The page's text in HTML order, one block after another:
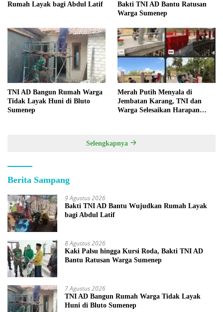
Rumah Layak bagi Abdul Latif
Bakti TNI AD Bantu Ratusan
Warga Sumenep
TNI AD Bangun Rumah Warga
Tidak Layak Huni di Bluto
Sumenep
Merah Putih Menyala di
Jembatan Karang, TNI dan
Warga Selesaikan Harapan
Selengkapnya
Berita Sampang
9 Agustus 2026
Bakti TNI AD Bantu Wujudkan Rumah Layak
bagi Abdul Latif
8 Agustus 2026
Kaki Palsu hingga Kursi Roda, Bakti TNI AD
Bantu Ratusan Warga Sumenep
7 Agustus 2026
TNI AD Bangun Rumah Warga Tidak Layak
Huni di Bluto Sumenep